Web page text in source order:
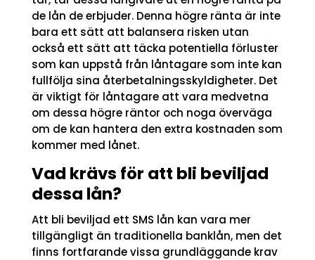
de lån de erbjuder. Denna högre ränta är inte
bara ett sätt att balansera risken utan
också ett sätt att täcka potentiella förluster
som kan uppstå från låntagare som inte kan
fullfölja sina återbetalningsskyldigheter. Det
är viktigt för låntagare att vara medvetna
om dessa högre räntor och noga överväga
om de kan hantera den extra kostnaden som
kommer med lånet.
Vad krävs för att bli beviljad
dessa lån?
Att bli beviljad ett SMS lån kan vara mer
tillgängligt än traditionella banklån, men det
finns fortfarande vissa grundläggande krav